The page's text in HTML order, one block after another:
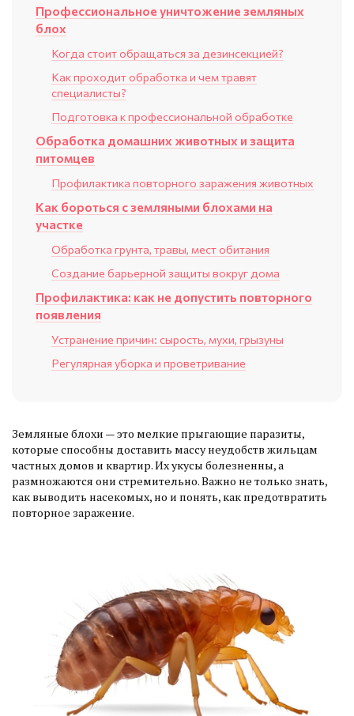
Профессиональное уничтожение земляных
блох
Когда стоит обращаться за дезинсекцией?
Как проходит обработка и чем травят
специалисты?
Подготовка к профессиональной обработке
Обработка домашних животных и защита
питомцев
Профилактика повторного заражения животных
Как бороться с земляными блохами на
участке
Обработка грунта, травы, мест обитания
Создание барьерной защиты вокруг дома
Профилактика: как не допустить повторного
появления
Устранение причин: сырость, мухи, грызуны
Регулярная уборка и проветривание
Земляные блохи — это мелкие прыгающие паразиты,
которые способны доставить массу неудобств жильцам
частных домов и квартир. Их укусы болезненны, а
размножаются они стремительно. Важно не только знать,
как выводить насекомых, но и понять, как предотвратить
повторное заражение.